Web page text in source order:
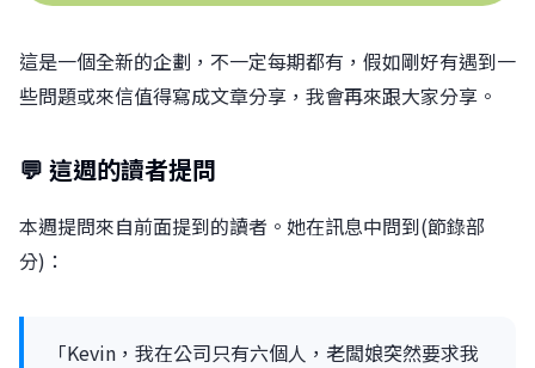
這是一個全新的企劃，不一定每期都有，假如剛好有遇到一
些問題或來信值得寫成文章分享，我會再來跟大家分享。
💬 這週的讀者提問
本週提問來自前面提到的讀者。她在訊息中問到(節錄部
分)：
「Kevin，我在公司只有六個人，老闆娘突然要求我